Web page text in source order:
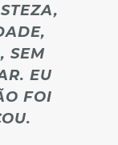
SEM
EU
FOI